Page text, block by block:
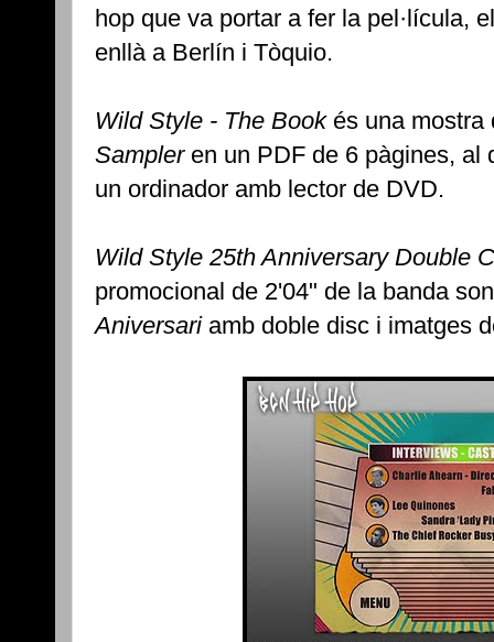
hop que va portar a fer la pel·lícula,
enllà a Berlín i Tòquio.
Wild Style - The Bookés una mostra
Sampleren un PDF de 6 pàgines, al
un ordinador amb lector de DVD.
Wild Style 25th Anniversary Double
promocional de 2'04" de la banda
Aniversariamb doble disc i imatges